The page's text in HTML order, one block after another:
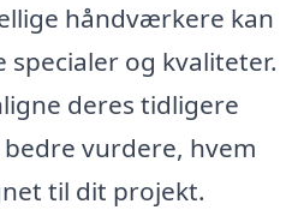
håndværkere kan
specialer og kvaliteter.
deres tidligere
vurdere, hvem
til dit projekt.